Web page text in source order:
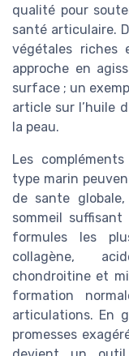
qualité pour
santé articulaire.
végétales riches
approche en
surface ; un
article sur l’huile
la peau.
Les
type marin
de sante
sommeil
formules les
collagène,
chondroitine et
formation
articulations. En
promesses